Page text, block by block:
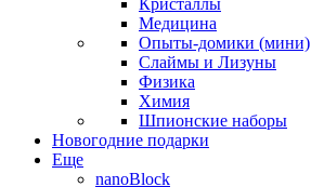
Кристаллы
Медицина
Опыты-домики (мини)
Слаймы и Лизуны
Физика
Химия
Шпионские наборы
Новогодние подарки
Еще
nanoBlock